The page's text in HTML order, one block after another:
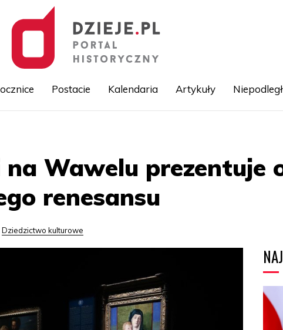
Postacie Kalendaria Artykuły
Wawelu prezentuje
renesansu
Dziedzictwo kulturowe